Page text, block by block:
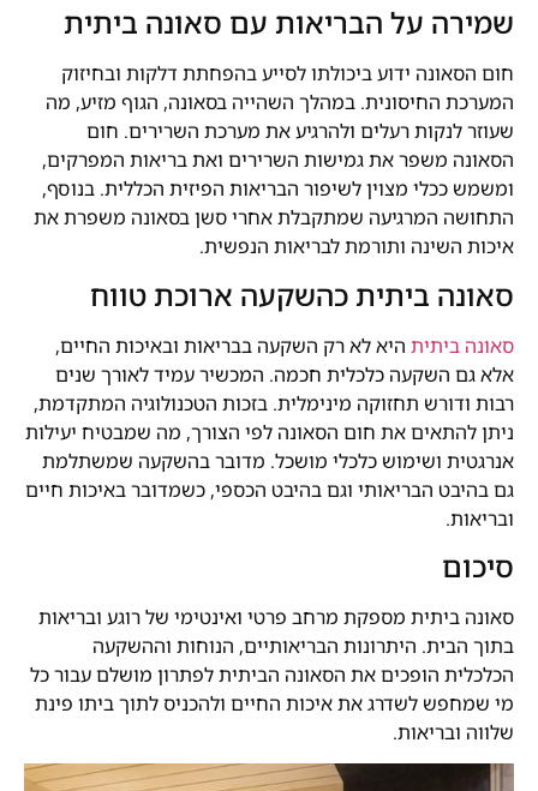
שמירה על הבריאות עם סאונה ביתית
חום הסאונה ידוע ביכולתו לסייע בהפחתת דלקות ובחיזוק
המערכת החיסונית. במהלך השהייה בסאונה, הגוף מזיע, מה
שעוזר לנקות רעלים ולהרגיע את מערכת השרירים. חום
הסאונה משפר את גמישות השרירים ואת בריאות המפרקים,
ומשמש ככלי מצוין לשיפור הבריאות הפיזית הכללית. בנוסף,
התחושה המרגיעה שמתקבלת אחרי סשן בסאונה משפרת את
איכות השינה ותורמת לבריאות הנפשית.
סאונה ביתית כהשקעה ארוכת טווח
סאונה ביתית היא לא רק השקעה בבריאות ובאיכות החיים,
אלא גם השקעה כלכלית חכמה. המכשיר עמיד לאורך שנים
רבות ודורש תחזוקה מינימלית. בזכות הטכנולוגיה המתקדמת,
ניתן להתאים את חום הסאונה לפי הצורך, מה שמבטיח יעילות
אנרגטית ושימוש כלכלי מושכל. מדובר בהשקעה שמשתלמת
גם בהיבט הבריאותי וגם בהיבט הכספי, כשמדובר באיכות חיים
ובריאות.
סיכום
סאונה ביתית מספקת מרחב פרטי ואינטימי של רוגע ובריאות
בתוך הבית. היתרונות הבריאותיים, הנוחות וההשקעה
הכלכלית הופכים את הסאונה הביתית לפתרון מושלם עבור כל
מי שמחפש לשדרג את איכות החיים ולהכניס לתוך ביתו פינת
שלווה ובריאות.